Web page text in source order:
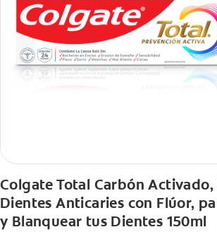
Colgate Total Carbón Activado,
Dientes Anticaries con Flúor,
y Blanquear tus Dientes 150ml